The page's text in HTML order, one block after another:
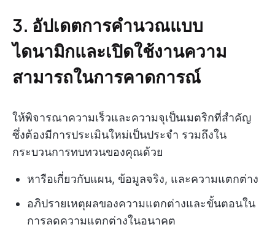
3. อัปเดตการคำนวณแบบ
ไดนามิกและเปิดใช้งานความ
สามารถในการคาดการณ์
ให้พิจารณาความเร็วและความจุเป็นเมตริกที่สำคัญ
ซึ่งต้องมีการประเมินใหม่เป็นประจำ รวมถึงใน
กระบวนการทบทวนของคุณด้วย
หารือเกี่ยวกับแผน, ข้อมูลจริง, และความแตกต่าง
อภิปรายเหตุผลของความแตกต่างและขั้นตอนใน
การลดความแตกต่างในอนาคต